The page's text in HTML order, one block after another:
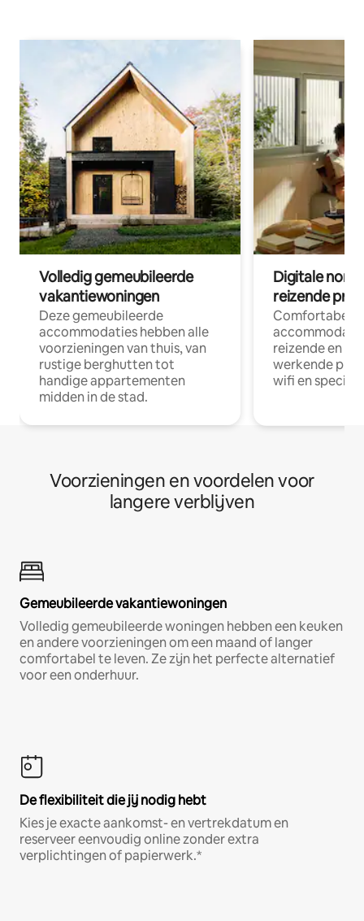
Volledig gemeubileerde
vakantiewoningen
Deze gemeubileerde
accommodaties hebben alle
voorzieningen van thuis, van
rustige berghutten tot
handige appartementen
midden in de stad.
Digitale
reizende
Comfortabele
reizende en
werkende
wifi en
Voorzieningen en voordelen voor
langere verblijven
Gemeubileerde vakantiewoningen
Volledig gemeubileerde woningen hebben een keuken
en andere voorzieningen om een maand of langer
comfortabel te leven. Ze zijn het perfecte alternatief
voor een onderhuur.
De flexibiliteit die jij nodig hebt
Kies je exacte aankomst- en vertrekdatum en
reserveer eenvoudig online zonder extra
verplichtingen of papierwerk.*